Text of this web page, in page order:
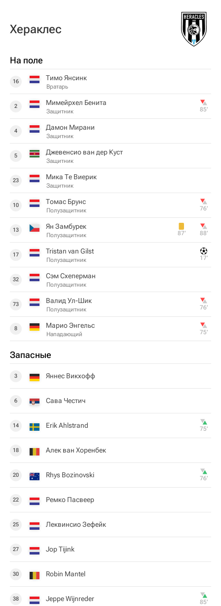
Хераклес
На поле
16 Тимо Янсинк
Вратарь
2 Мимейрхел Бенита
Защитник 85‎’‎
4 Дамон Мирани
Защитник
5 Джевенсио ван дер Куст
Защитник
23 Мика Те Виерик
Защитник
10 Томас Брунс
Полузащитник 76‎’‎
13 Ян Замбурек
Полузащитник 87‎’‎ 88‎’‎
17 Tristan van Gilst
Полузащитник 17‎’‎
32 Сэм Схеперман
Полузащитник
73 Валид Ул-Шик
Полузащитник 76‎’‎
8 Марио Энгельс
Нападающий 75‎’‎
Запасные
3 Яннес Викхофф
6 Сава Честич
14 Erik Ahlstrand 75‎’‎
18 Алек ван Хоренбек
20 Rhys Bozinovski 76‎’‎
22 Ремко Пасвеер
25 Леквинсио Зефейк
27 Jop Tijink
30 Robin Mantel
38 Jeppe Wijnreder 85‎’‎